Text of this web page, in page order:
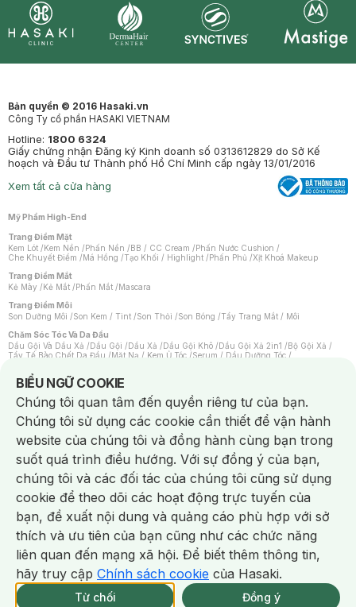
Giao Nhanh Miễn Phí 2H.
tại 337 Chi Nhánh (Trễ tặng 100K)
Bản quyền © 2016 Hasaki.vn
Công Ty cổ phần HASAKI VIETNAM
Hotline: 1800 6324
Giấy chứng nhận Đăng ký Kinh doanh số 0313612829 do Sở Kế
hoạch và Đầu tư Thành phố Hồ Chí Minh cấp ngày 13/01/2016
Xem tất cả cửa hàng
Mỹ Phẩm High-End
Trang Điểm Mặt
Kem Lót /Kem Nền /Phấn Nền /BB / CC Cream /Phấn Nước Cushion /
Che Khuyết Điểm /Má Hồng /Tạo Khối / Highlight /Phấn Phủ /Xịt Khoá Makeup
Trang Điểm Mắt
Kẻ Mày /Kẻ Mắt /Phấn Mắt /Mascara
Trang Điểm Môi
Son Dưỡng Môi /Son Kem / Tint /Son Thỏi /Son Bóng /Tẩy Trang Mắt / Môi
Chăm Sóc Tóc Và Da Đầu
Dầu Gội Và Dầu Xả /Dầu Gội /Dầu Xả /Dầu Gội Khô /Dầu Gội Xả 2in1 /Bộ Gội Xả /
Tẩy Tế Bào Chết Da Đầu /Mặt Nạ / Kem Ủ Tóc /Serum / Dầu Dưỡng Tóc /
Máy Sấy Tóc
Lược
Kem Tẩy Lông/Dụng Cụ Tẩy Lông
Nước Hoa
Nước Hoa Nam Nước Hoa Cao Cấp Xịt Thơm Toàn Thân
Nước Hoa Vùng Kín
Chăm Sóc Cá Nhân
Chống Muỗi
Khẩu Trang Máy Massage Mặt Nạ Xông Hơi/Nước Rửa Tay
Sản Phẩm Chăm Sóc Khác/ Bàn Chải Đánh Răng /Bàn Chải Điện/
Hỗ Trợ Trắng Răng / Kem Đánh Răng Máy Tăm Nước Nước Súc Miệng
Tăm / Chỉ Nha Khoa /Xịt Thơm Miệng / Dung Dịch Vệ Sinh/Dưỡng Vùng Kín/
Khăn Ướt Vệ Sinh Vùng Kín
/Băng Vệ Sinh Tampon Bọt Cạo Râu Dao Cạo Râu/
Máy Cạo Râu
Vấn Đề Về Da
Da Dầu / Lỗ Chân Lông To
Da Khô / Mất Nước /Da Lão Hóa / Da Mụn/
Da Nhạy Cảm / Kích Ứng/Da Xỉn Màu/Thâm / Nám / Tàn Nhang/
Quầng Thâm & Bọng Mắt/ Sẹo
Viêm Da Cơ Địa
Dụng Cụ / Phụ Kiện Chăm Sóc Da
/Khăn Lau Mặt Khô Dụng Cụ / Máy Rửa Mặt/Máy Chăm Sóc Da
BIỂU NGỮ COOKIE
Notice about cookies usage
Chúng tôi quan tâm đến quyền riêng tư của bạn.
Chúng tôi sử dụng các cookie cần thiết để vận hành
website của chúng tôi và đồng hành cùng bạn trong
suốt quá trình điều hướng. Với sự đồng ý của bạn,
chúng tôi và các đối tác của chúng tôi cũng sử dụng
cookie để theo dõi các hoạt động trực tuyến của
bạn, đề xuất nội dung và quảng cáo phù hợp với sở
thích và ưu tiên của bạn cũng như các chức năng
liên quan đến mạng xã hội. Để biết thêm thông tin,
hãy truy cập Chính sách cookie của Hasaki.
Từ chối Đồng ý